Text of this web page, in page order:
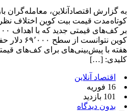
به گزارش اقتصادآنلاین، معامله‌گران
کوتاه‌مدت قیمت بیت کوین اختلاف نظر
‌کوین
هفته با پیش‌بینی‌های برای کف‌های
کلیدی: […]
اقتصاد آنلاین
16 فوریه
101 بازدید
بدون دیدگاه